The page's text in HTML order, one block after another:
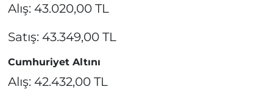
Alış: 43.020,00 TL
Satış: 43.349,00 TL
Cumhuriyet Altını
Alış: 42.432,00 TL